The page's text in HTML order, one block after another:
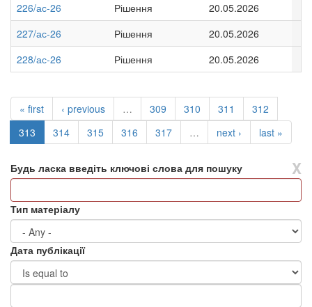
226/ас-26
Рішення
20.05.2026
227/ас-26
Рішення
20.05.2026
228/ас-26
Рішення 20.05.2026
« first ‹ previous … 309 310 311
312
313
314 315 316 317 … next › last »
X
Будь ласка введіть ключові слова для пошуку
Тип матеріалу
Дата публікації